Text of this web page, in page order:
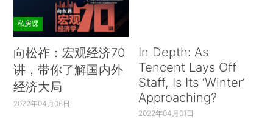
私房课
向松祚：宏观经济70
讲，带你了解国内外
经济大局
2022年04月06日
In Depth: As
Tencent Lays Off
Staff, Is Its ‘Winter’
Approaching?
2022年04月01日